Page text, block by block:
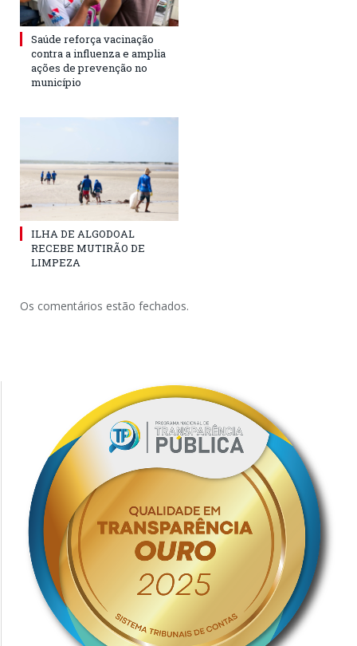
Saúde reforça vacinação
contra a influenza e amplia
ações de prevenção no
município
ILHA DE ALGODOAL
RECEBE MUTIRÃO DE
LIMPEZA
Os comentários estão fechados.